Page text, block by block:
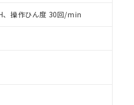
操作ひん度 30回/min
取引先、またはお客様担当のオムロン
をご利用いただくには、I-Webメンバ
の取引・商談に必要な範囲で利用する
後することがあります。
ル) : 1000ppm、 BBP(フタル酸ブチルベンジル) :
であることを示します。
に漏えいし、環境に深刻な影響を及
ください。
、上記1、2および3の内容を当該第三
者が違法に輸出するおそれがある場合
客様のお取引先、またはお客様担当
い)
開していない機種